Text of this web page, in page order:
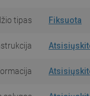
tipas Fiksuota